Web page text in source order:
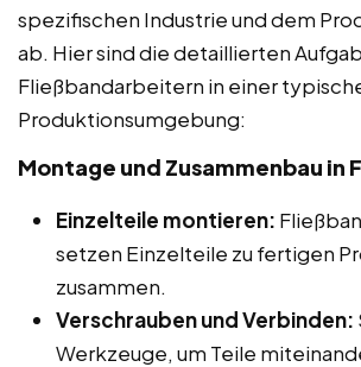
spezifischen Industrie und dem
ab. Hier sind die detaillierten
Fließbandarbeitern in einer
Produktionsumgebung:
Montage und Zusammenbau in
Einzelteile montieren:
setzen Einzelteile zu fertigen
zusammen.
Verschrauben und Verbinden:
Werkzeuge, um Teile